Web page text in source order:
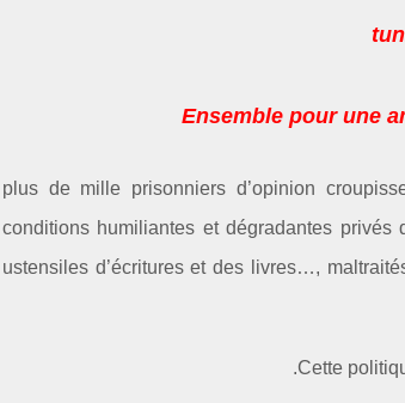
Ensemble pour une
plus de mille prisonniers d’opinion
conditions humiliantes et dégradantes
ustensiles d’écritures et des livres…,
Cette